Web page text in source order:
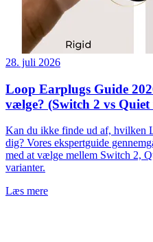
28. juli 2026
Loop Earplugs Guide
vælge? (Switch 2 vs Quiet
Kan du ikke finde ud af, hvilken
dig? Vores ekspertguide
med at vælge mellem Switch 2,
varianter.
Læs mere